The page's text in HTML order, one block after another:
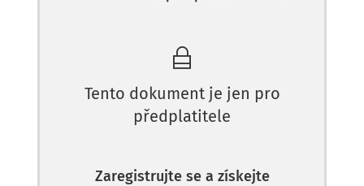
Tento dokument je jen pro
předplatitele
Zaregistrujte se a získejte